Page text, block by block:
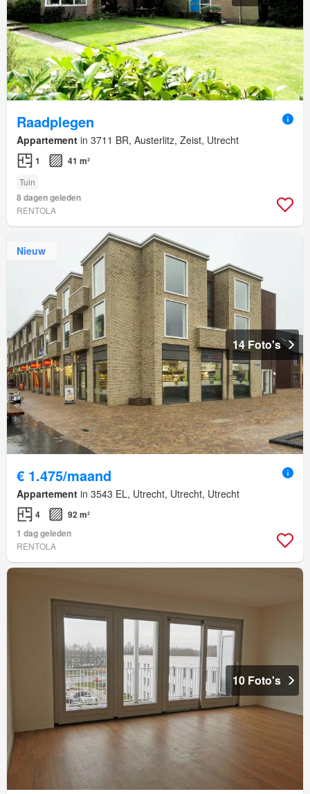
Raadplegen
Appartement in 3711 BR, Austerlitz, Zeist, Utrecht
1 41 m²
Tuin
8 dagen geleden
RENTOLA
Nieuw
14 Foto's
€ 1.475/maand
Appartement in 3543 EL, Utrecht, Utrecht, Utrecht
4
92 m²
1 dag geleden
RENTOLA
10 Foto's